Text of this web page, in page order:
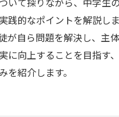
践的なポイントを解説し
が自ら問題を解決し、主
に向上することを目指す
を紹介します。